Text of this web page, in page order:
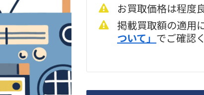
お買取価格は程度
掲載買取額の適用
ついて」 でご確認